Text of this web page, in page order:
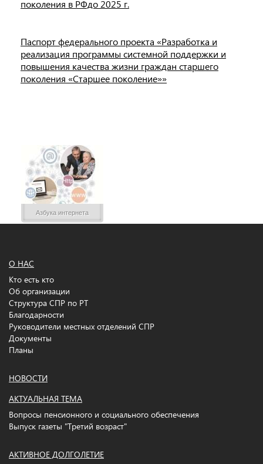
поколения в РФдо 2025 г.
Паспорт федерального проекта «Разработка и
реализация программы системной поддержки и
повышения качества жизни граждан старшего
поколения «Старшее поколение»»
Азбука интернета
О НАС
Кто есть кто
Об организации
Структура СПР по РТ
Благодарности
Руководители местных отделений СПР
Документы
Планы
НОВОСТИ
АКТУАЛЬНАЯ ТЕМА
Вопросы пенсионного и социального обеспечения
Выпуск газеты "Третий возраст"
АКТИВНОЕ ДОЛГОЛЕТИЕ